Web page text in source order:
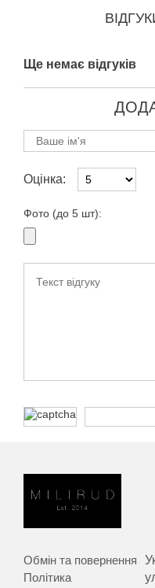
Ще немає відгуків
Оцінка:
Фото (до 5 шт):
Обмін та повернення
Політика